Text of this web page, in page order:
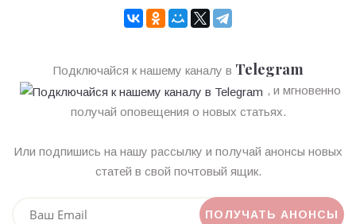
Подключайся к нашему каналу в Telegram
, и мгновенно
получай оповещения о новых статьях.
Или подпишись на нашу рассылку и получай анонсы новых
статей в свой почтовый ящик.